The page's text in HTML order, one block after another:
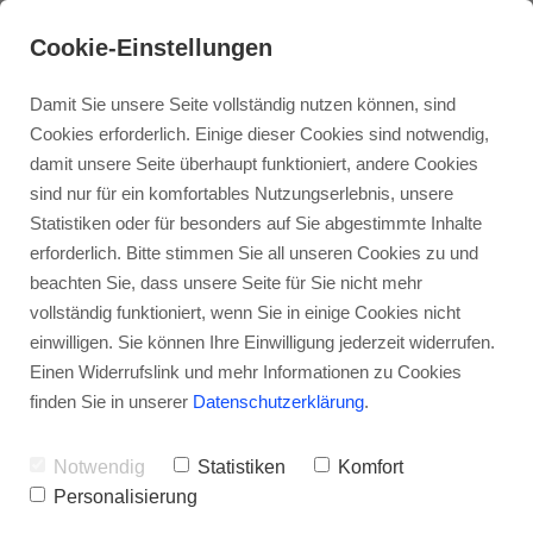
Cookie-Einstellungen
Damit Sie unsere Seite vollständig nutzen können, sind
Cookies erforderlich. Einige dieser Cookies sind notwendig,
damit unsere Seite überhaupt funktioniert, andere Cookies
sind nur für ein komfortables Nutzungserlebnis, unsere
Statistiken oder für besonders auf Sie abgestimmte Inhalte
erforderlich. Bitte stimmen Sie all unseren Cookies zu und
beachten Sie, dass unsere Seite für Sie nicht mehr
vollständig funktioniert, wenn Sie in einige Cookies nicht
einwilligen. Sie können Ihre Einwilligung jederzeit widerrufen.
Einen Widerrufslink und mehr Informationen zu Cookies
finden Sie in unserer Datenschutzerklärung.
Notwendig Statistiken
Komfort
Personalisierung